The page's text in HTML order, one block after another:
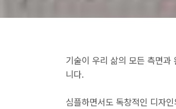
기술이 우리 삶의 모든 측면과
니다.
심플하면서도 독창적인 디자